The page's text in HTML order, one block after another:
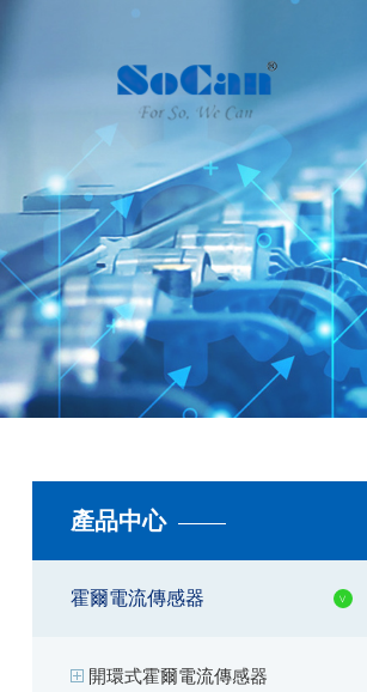
產品中心
霍爾電流傳感器
開環式霍爾電流傳感器